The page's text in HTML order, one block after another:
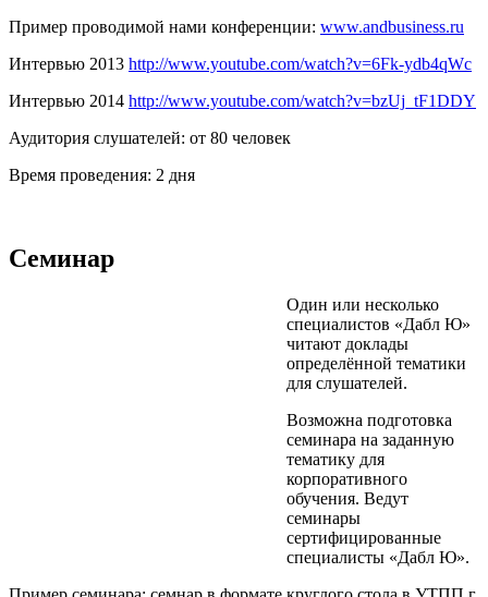
Пример проводимой нами конференции: www.andbusiness.ru
Интервью 2013 http://www.youtube.com/watch?v=6Fk-ydb4qWc
Интервью 2014 http://www.youtube.com/watch?v=bzUj_tF1DDY
Аудитория слушателей: от 80 человек
Время проведения: 2 дня
Семинар
Один или несколько
специалистов «Дабл Ю»
читают доклады
определённой тематики
для слушателей.
Возможна подготовка
семинара на заданную
тематику для
корпоративного
обучения. Ведут
семинары
сертифицированные
специалисты «Дабл Ю».